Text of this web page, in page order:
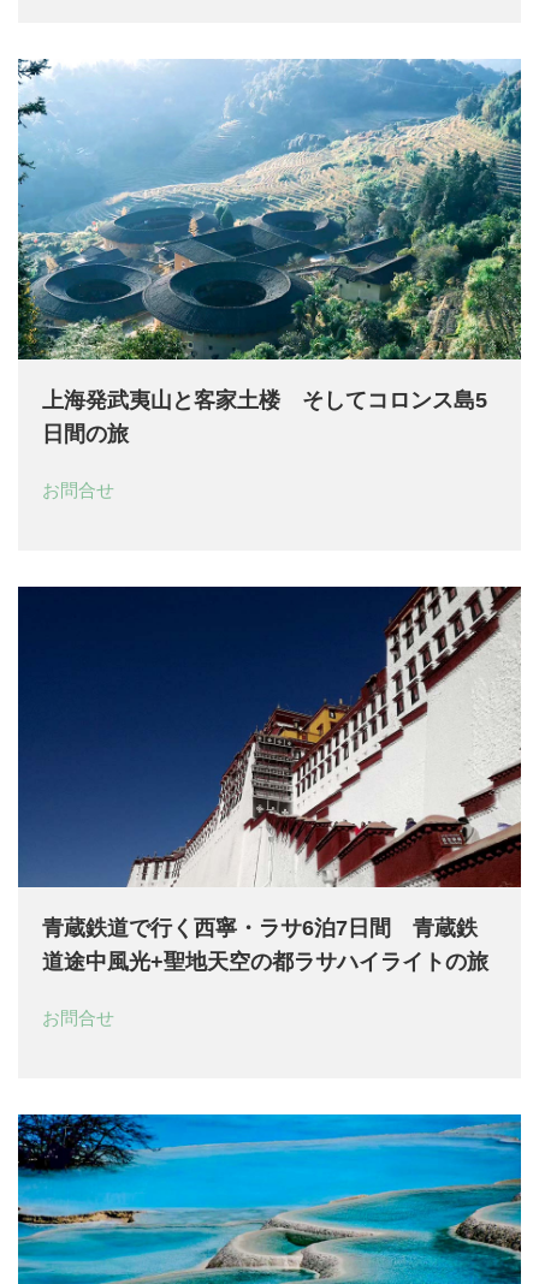
上海発武夷山と客家土楼 そしてコロンス島5
日間の旅
お問合せ
青蔵鉄道で行く西寧・ラサ6泊7日間 青蔵鉄
道途中風光+聖地天空の都ラサハイライトの旅
お問合せ